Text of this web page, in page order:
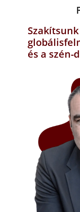
Szakítsunk
és a szén-